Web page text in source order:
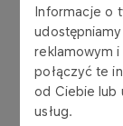
Informacje o
reklamowym
połączyć te
od Ciebie lub
usług.
XI rundy
czerwcu